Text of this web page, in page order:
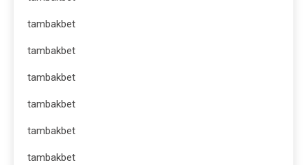
tambakbet
tambakbet
tambakbet
tambakbet
tambakbet
tambakbet